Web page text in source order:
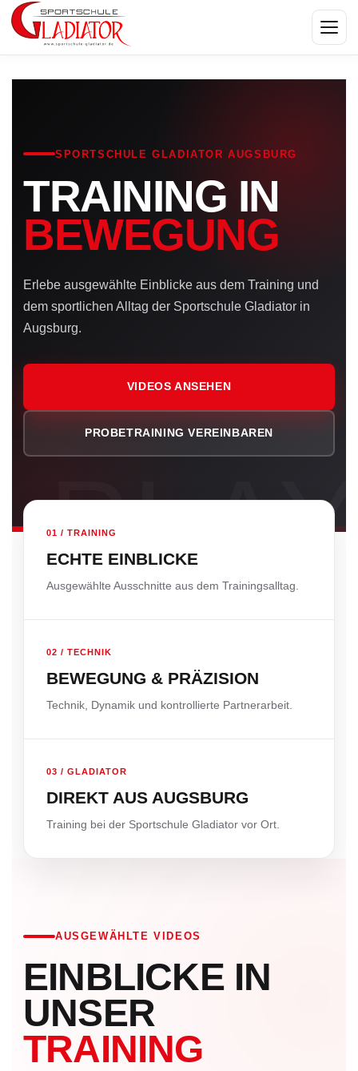
SPORTSCHULE GLADIATOR AUGSBURG
TRAINING IN
BEWEGUNG
Erlebe ausgewählte Einblicke aus dem Training und
dem sportlichen Alltag der Sportschule Gladiator in
Augsburg.
VIDEOS ANSEHEN
PROBETRAINING VEREINBAREN
01 / TRAINING
ECHTE EINBLICKE
Ausgewählte Ausschnitte aus dem Trainingsalltag.
02 / TECHNIK
BEWEGUNG & PRÄZISION
Technik, Dynamik und kontrollierte Partnerarbeit.
03 / GLADIATOR
DIREKT AUS AUGSBURG
Training bei der Sportschule Gladiator vor Ort.
AUSGEWÄHLTE VIDEOS
EINBLICKE IN
UNSER
TRAINING